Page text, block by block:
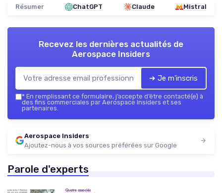
Résumer ChatGPT Claude Mistral
Recevez les dernières actualités de
Aerospace Insiders
➔ Je m'inscris
* En remplissant ce formulaire, j’accepte d’être contacté(e) à
des fins commerciales par Aerospace Insiders et ses
partenaires.
Aerospace Insiders
Ajoutez-nous à vos sources préférées sur Google
Parole d'experts